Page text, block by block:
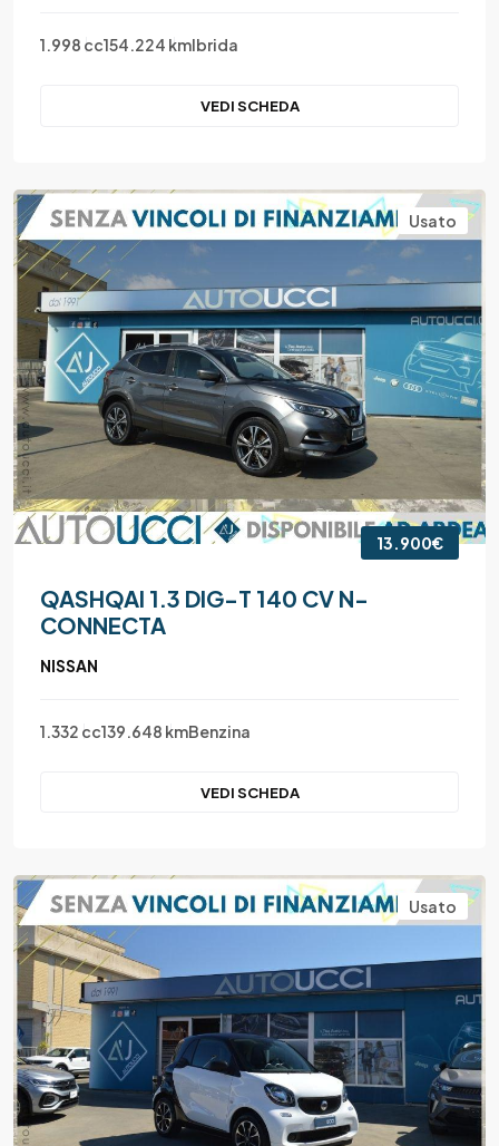
1.998 cc154.224 kmIbrida
VEDI SCHEDA
Usato
13.900€
QASHQAI 1.3 DIG-T 140 CV N-
CONNECTA
NISSAN
1.332 cc139.648 kmBenzina
VEDI SCHEDA
Usato